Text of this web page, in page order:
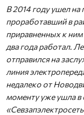
В 2014 году ушел
проработавший в
приравненных к
два года работал.
отправился на
линия
недалеко от
моменту уже ушла в